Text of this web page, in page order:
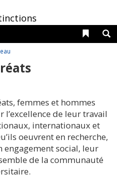
Liens
femmes et hommes
l’excellence de leur travail
internationaux et
oeuvrent en recherche,
engagement social, leur
de la communauté